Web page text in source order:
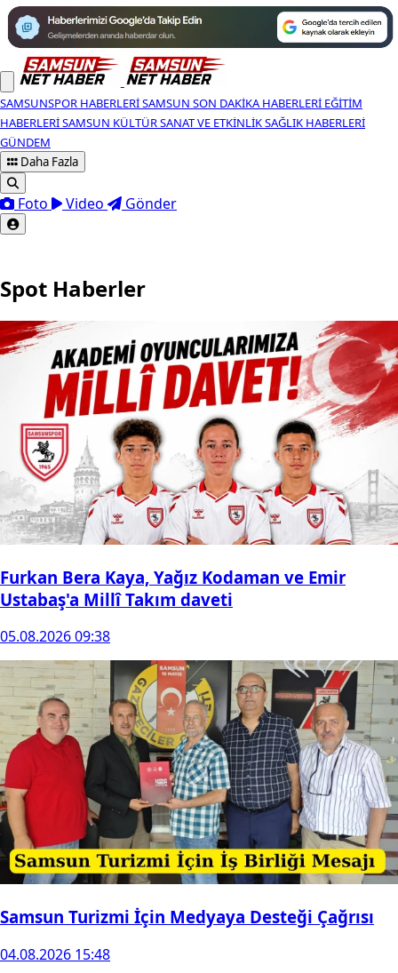
SAMSUNSPOR HABERLERISAMSUN SON DAKIKA HABERLERI EĞITIM
HABERLERISAMSUN KÜLTÜR SANAT VE ETKINLIKSAĞLIK HABERLERI
GÜNDEM
Daha Fazla
Foto Video Gönder
Spot Haberler
Furkan Bera Kaya, Yağız Kodaman ve Emir
Ustabaş'a Millî Takım daveti
05.08.2026 09:38
Samsun Turizmi İçin Medyaya Desteği Çağrısı
04.08.2026 15:48